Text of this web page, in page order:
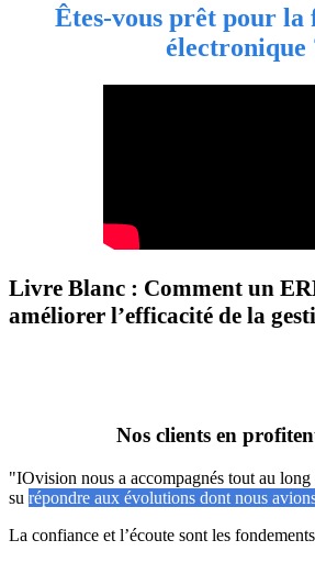
Êtes-vous prêt pour
électronique
Livre Blanc : Comment un
améliorer l’efficacité de la
Nos clients en
"IOvision nous a accompagnés tout au long
su répondre aux évolutions dont nous
La confiance et l’écoute sont les